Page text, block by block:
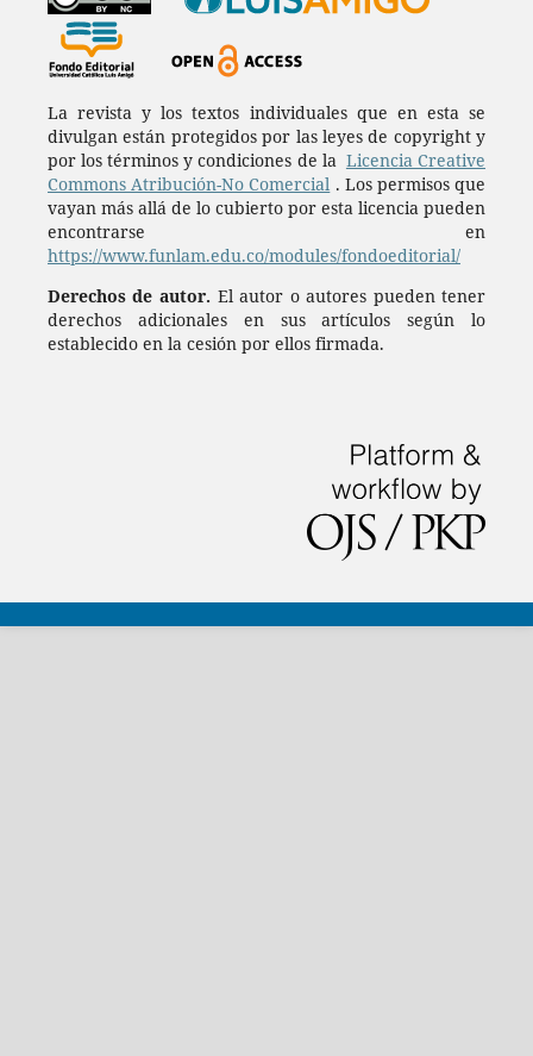
La revista y los textos individuales que en esta se
divulgan están protegidos por las leyes de copyright y
por los términos y condiciones de la Licencia Creative
Commons Atribución-No Comercial . Los permisos que
vayan más allá de lo cubierto por esta licencia pueden
encontrarse en
https://www.funlam.edu.co/modules/fondoeditorial/
Derechos de autor. El autor o autores pueden tener
derechos adicionales en sus artículos según lo
establecido en la cesión por ellos firmada.